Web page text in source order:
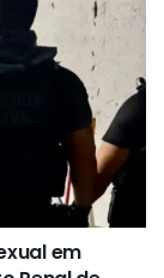
em